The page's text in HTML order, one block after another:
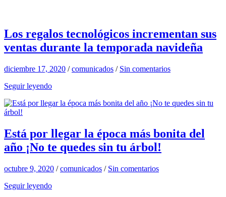
Los regalos tecnológicos incrementan sus
ventas durante la temporada navideña
diciembre 17, 2020 /comunicados / Sin comentarios
Seguir leyendo
Está por llegar la época más bonita del
año ¡No te quedes sin tu árbol!
octubre 9, 2020 /comunicados / Sin comentarios
Seguir leyendo